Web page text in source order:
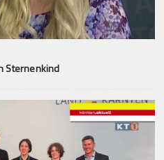
Sternenkind